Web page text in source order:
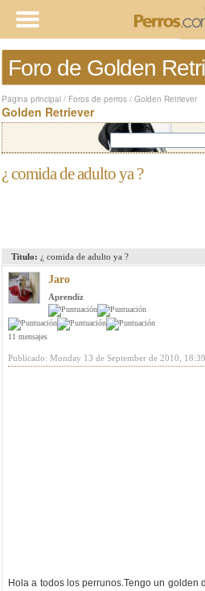
Foro de Golden
Página principal / Foros de perros / Golden Retriever
Golden Retriever
¿ comida de adulto ya ?
Titulo: ¿ comida de adulto ya ?
Jaro
Aprendiz
11 mensajes
Publicado: Monday 13 de September de 2010, 18:39
Hola a todos los perrunos.Tengo un golden